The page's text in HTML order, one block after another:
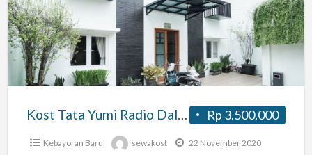
Yumi
Radio
Dalam
Jakarta
Selatan
Rp 3.500.000
Kebayoran Baru sewakost 22 November 2020